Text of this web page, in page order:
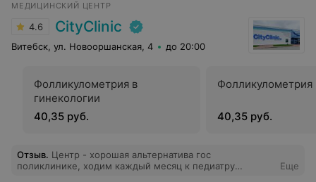
Спасибо Вам огромное! В следующий раз только к
этому врачу и только в этот центр.
МЕДИЦИНСКИЙ ЦЕНТР
4.6 CityClinic
Витебск, ул. Новооршанская, 4 до 20:00
Фолликулометрия в
гинекологии
40,35 руб.
Фолликулометрия
40,35 руб.
Отзыв. Центр - хорошая альтернатива гос
поликлинике, ходим каждый месяц к педиатру
Еще